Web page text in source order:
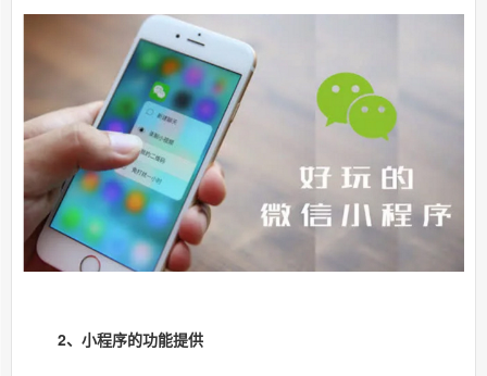
2、小程序的功能提供